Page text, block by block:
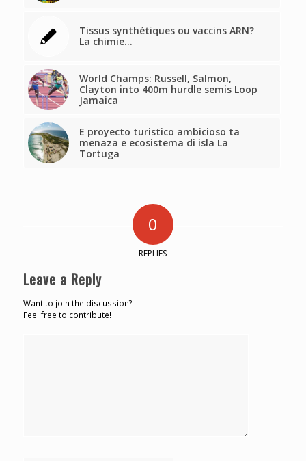
Tissus synthétiques ou vaccins ARN?
La chimie…
World Champs: Russell, Salmon,
Clayton into 400m hurdle semis Loop
Jamaica
E proyecto turistico ambicioso ta
menaza e ecosistema di isla La
Tortuga
0
REPLIES
Leave a Reply
Want to join the discussion?
Feel free to contribute!